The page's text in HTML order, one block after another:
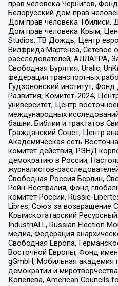
прав человека Чернигов,
Белорусский дом прав
Дом прав человека Тбилиси,
Дом прав человека Крым,
Studios, ТВ Дождь, Центр
Вилфрида Мартенса, Сетевое
расследователей, АЛЛАТРА,
Свободная Бурятия, Uralic,
федерация транспортных
Гудзоновский институт,
Развития, Комитет-2024,
университет, Центр
международных
башни, Библии и трактатов
Гражданский Совет, Центр
Академическая сеть
комитет действия, РЭНД
демократию в России,
журналистов-
Свободная Россия Берлин,
Рейн-Вестфалия, Фонд
комитет России, Russie-
Libres, Союз за возвращение
Крымскотатарский
IndustriALL, Russian Election
медиа, Федерация
Свободная Европа,
Восточной Европы, Фонд
gGmbH, Мобильная академия
демократии и
Копелева, American Councils